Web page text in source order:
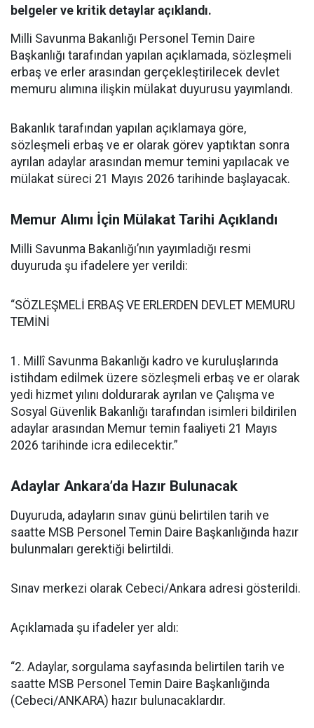
belgeler ve kritik detaylar açıklandı.
Milli Savunma Bakanlığı Personel Temin Daire
Başkanlığı tarafından yapılan açıklamada, sözleşmeli
erbaş ve erler arasından gerçekleştirilecek devlet
memuru alımına ilişkin mülakat duyurusu yayımlandı.
Bakanlık tarafından yapılan açıklamaya göre,
sözleşmeli erbaş ve er olarak görev yaptıktan sonra
ayrılan adaylar arasından memur temini yapılacak ve
mülakat süreci 21 Mayıs 2026 tarihinde başlayacak.
Memur Alımı İçin Mülakat Tarihi Açıklandı
Milli Savunma Bakanlığı’nın yayımladığı resmi
duyuruda şu ifadelere yer verildi:
“SÖZLEŞMELİ ERBAŞ VE ERLERDEN DEVLET MEMURU
TEMİNİ
1. Millî Savunma Bakanlığı kadro ve kuruluşlarında
istihdam edilmek üzere sözleşmeli erbaş ve er olarak
yedi hizmet yılını doldurarak ayrılan ve Çalışma ve
Sosyal Güvenlik Bakanlığı tarafından isimleri bildirilen
adaylar arasından Memur temin faaliyeti 21 Mayıs
2026 tarihinde icra edilecektir.”
Adaylar Ankara’da Hazır Bulunacak
Duyuruda, adayların sınav günü belirtilen tarih ve
saatte MSB Personel Temin Daire Başkanlığında hazır
bulunmaları gerektiği belirtildi.
Sınav merkezi olarak Cebeci/Ankara adresi gösterildi.
Açıklamada şu ifadeler yer aldı:
“2. Adaylar, sorgulama sayfasında belirtilen tarih ve
saatte MSB Personel Temin Daire Başkanlığında
(Cebeci/ANKARA) hazır bulunacaklardır.